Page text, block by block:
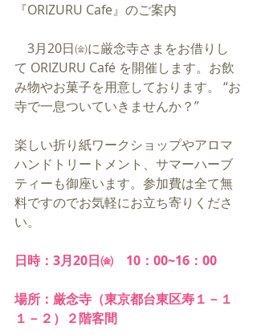
『ORIZURU Cafe』のご案内
3月20日㈮に厳念寺さまをお借りし
て ORIZURU Café を開催します。お飲
み物やお菓子を用意しております。 “お
寺で一息ついていきませんか？”
楽しい折り紙ワークショップやアロマ
ハンドトリートメント、サマーハーブ
ティーも御座います。参加費は全て無
料ですのでお気軽にお立ち寄りくださ
い。
日時：3月20日㈮　10：00~16：00
場所：厳念寺（東京都台東区寿１－１
１－２）２階客間